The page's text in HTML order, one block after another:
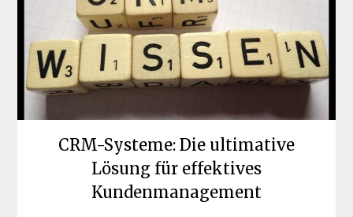
CRM-Systeme: Die ultimative
Lösung für effektives
Kundenmanagement